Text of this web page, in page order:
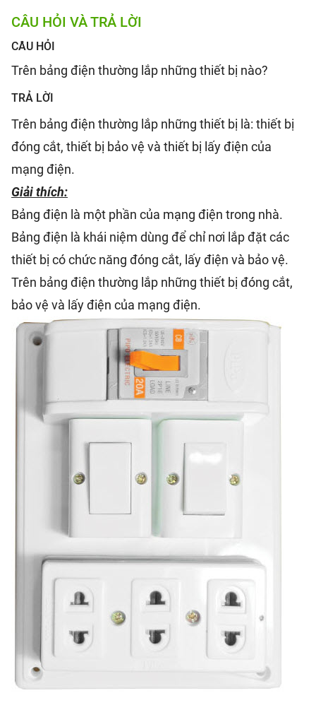
CÂU HỎI VÀ TRẢ LỜI
CÂU HỎI
Trên bảng điện thường lắp những thiết bị nào?
TRẢ LỜI
Trên bảng điện thường lắp những thiết bị là: thiết bị
đóng cắt, thiết bị bảo vệ và thiết bị lấy điện của
mạng điện.
Giải thích:
Bảng điện là một phần của mạng điện trong nhà.
Bảng điện là khái niệm dùng để chỉ nơi lắp đặt các
thiết bị có chức năng đóng cắt, lấy điện và bảo vệ.
Trên bảng điện thường lắp những thiết bị đóng cắt,
bảo vệ và lấy điện của mạng điện.